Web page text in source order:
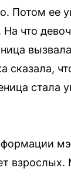
Потом ее
что
стала